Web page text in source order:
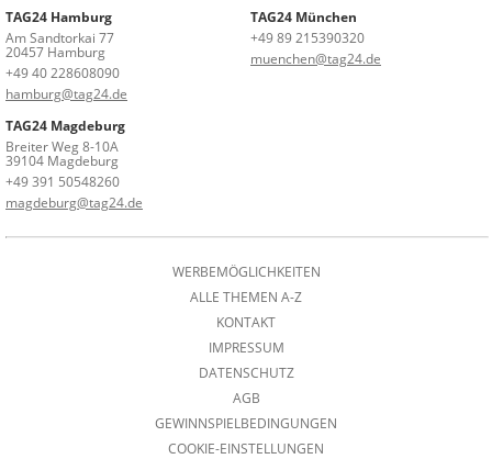
TAG24 Hamburg
Am Sandtorkai 77
20457 Hamburg
+49 40 228608090
hamburg@tag24.de
TAG24 München
+49 89 215390320
muenchen@tag24.de
TAG24 Magdeburg
Breiter Weg 8-10A
39104 Magdeburg
+49 391 50548260
magdeburg@tag24.de
WERBEMÖGLICHKEITEN
ALLE THEMEN A-Z
KONTAKT
IMPRESSUM
DATENSCHUTZ
AGB
GEWINNSPIELBEDINGUNGEN
COOKIE-EINSTELLUNGEN